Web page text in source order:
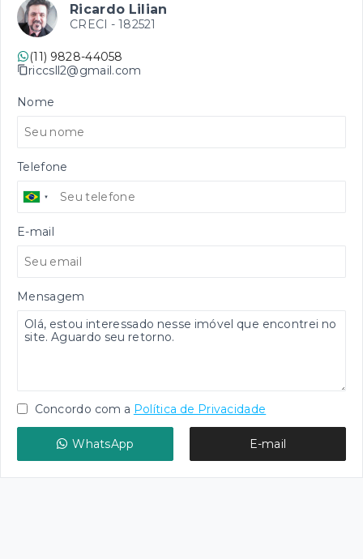
Ricardo Lilian
CRECI - 182521
(11) 9828-44058
riccsll2@gmail.com
Nome
Telefone
E-mail
Mensagem
Concordo com a Política de Privacidade
WhatsApp E-mail